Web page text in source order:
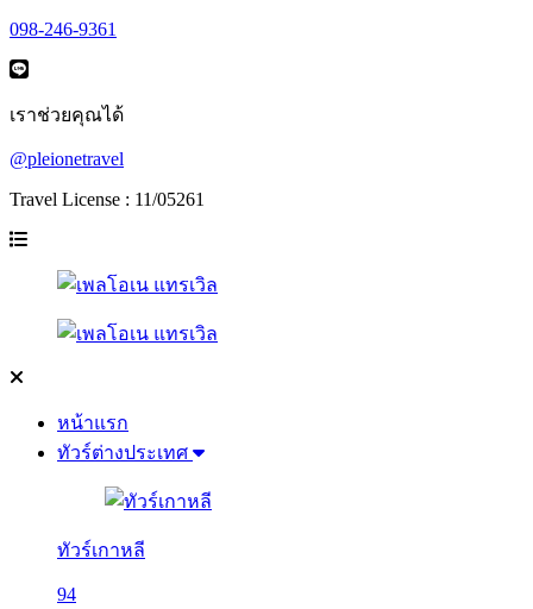
098-246-9361
เราช่วยคุณได้
@pleionetravel
Travel License : 11/05261
หน้าแรก
ทัวร์ต่างประเทศ
ทัวร์เกาหลี
94